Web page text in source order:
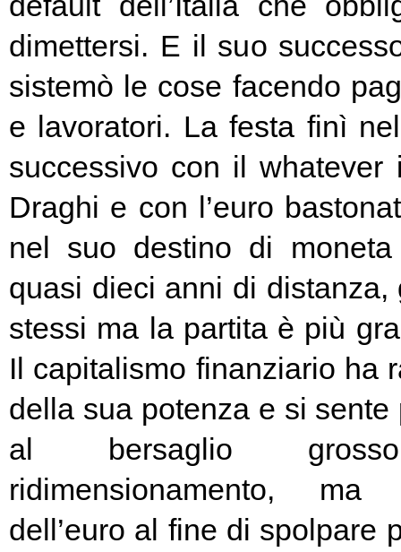
dimettersi. E il suo
sistemò le cose facendo
e lavoratori. La festa finì
successivo con il whatever
Draghi e con l’euro
nel suo destino di
quasi dieci anni di
stessi ma la partita è più
Il capitalismo finanziario ha
della sua potenza e si sente
al bersaglio
ridimensionamento,
dell’euro al fine di spolpare